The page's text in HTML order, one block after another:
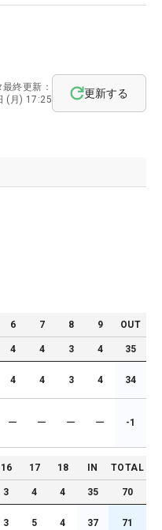
終更新：
(月) 17:25
更新する
6 7 8 9 OUT
4 4 3 4 35
4 4 3 4 34
ー ー ー ー -1
16 17 18 IN TOTAL
3 4 4 35 70
3 5 4 37 71